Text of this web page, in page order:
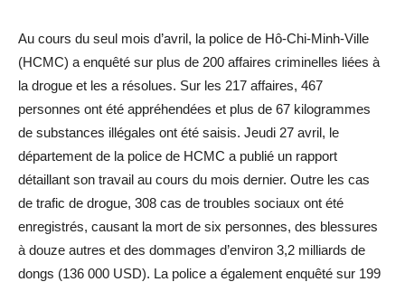
Au cours du seul mois d’avril, la police de Hô-Chi-Minh-Ville
(HCMC) a enquêté sur plus de 200 affaires criminelles liées à
la drogue et les a résolues. Sur les 217 affaires, 467
personnes ont été appréhendées et plus de 67 kilogrammes
de substances illégales ont été saisis. Jeudi 27 avril, le
département de la police de HCMC a publié un rapport
détaillant son travail au cours du mois dernier. Outre les cas
de trafic de drogue, 308 cas de troubles sociaux ont été
enregistrés, causant la mort de six personnes, des blessures
à douze autres et des dommages d’environ 3,2 milliards de
dongs (136 000 USD). La police a également enquêté sur 199